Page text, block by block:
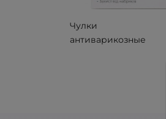
Чулки
антиварикозные